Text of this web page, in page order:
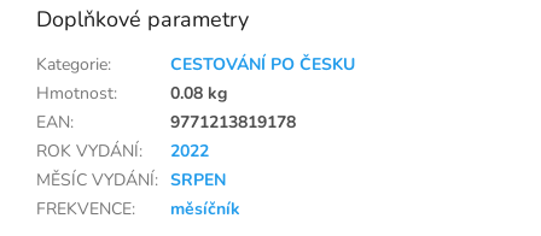
Doplňkové parametry
Kategorie:
CESTOVÁNÍ PO ČESKU
Hmotnost:
0.08 kg
EAN:
9771213819178
ROK VYDÁNÍ:
2022
MĚSÍC VYDÁNÍ: SRPEN
FREKVENCE: měsíčník